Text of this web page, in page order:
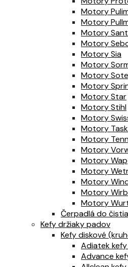
Motory
Motory
Motory
Motory
Motory Sia
Motory
Motory
Motory
Motory Star
Motory Stihl
Motory
Motory
Motory
Motory
Motory Wap
Motory
Motory
Motory
Motory
Čerpadlá do
Kefy držiaky padov
Kefy diskové
Adiatek
Advance